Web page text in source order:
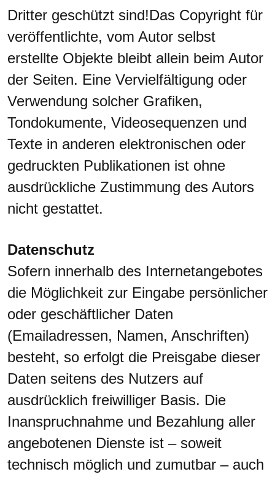
Dritter geschützt sind!Das Copyright für
veröffentlichte, vom Autor selbst
erstellte Objekte bleibt allein beim Autor
der Seiten. Eine Vervielfältigung oder
Verwendung solcher Grafiken,
Tondokumente, Videosequenzen und
Texte in anderen elektronischen oder
gedruckten Publikationen ist ohne
ausdrückliche Zustimmung des Autors
nicht gestattet.
Datenschutz
Sofern innerhalb des Internetangebotes
die Möglichkeit zur Eingabe persönlicher
oder geschäftlicher Daten
(Emailadressen, Namen, Anschriften)
besteht, so erfolgt die Preisgabe dieser
Daten seitens des Nutzers auf
ausdrücklich freiwilliger Basis. Die
Inanspruchnahme und Bezahlung aller
angebotenen Dienste ist – soweit
technisch möglich und zumutbar – auch